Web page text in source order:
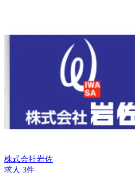
株式会社岩佐
求人 3件